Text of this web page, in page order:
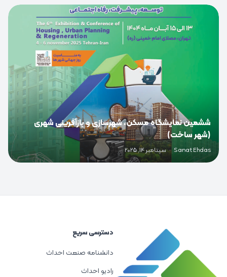
0
ششمین نمایشگاه مسکن، شهرسازی و بازآفرینی شهری
(شهر ساخت)
Sanat Ehdas
· سپتامبر 14, 2025
دسترسی سریع
دانشنامه صنعت احداث
رادیو احداث